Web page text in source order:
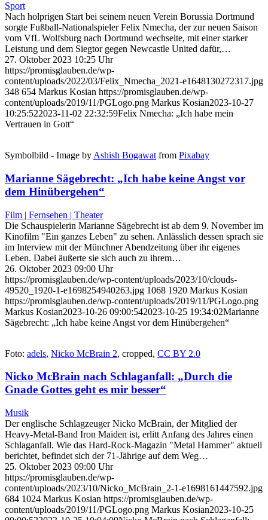
Sport
Nach holprigen Start bei seinem neuen Verein Borussia Dortmund
sorgte Fußball-Nationalspieler Felix Nmecha, der zur neuen Saison
vom VfL Wolfsburg nach Dortmund wechselte, mit einer starker
Leistung und dem Siegtor gegen Newcastle United dafür,…
27. Oktober 2023 10:25 Uhr
https://promisglauben.de/wp-
content/uploads/2022/03/Felix_Nmecha_2021-e1648130272317.jpg
348 654 Markus Kosian https://promisglauben.de/wp-
content/uploads/2019/11/PGLogo.png Markus Kosian2023-10-27
10:25:522023-11-02 22:32:59Felix Nmecha: „Ich habe mein
Vertrauen in Gott“
Symbolbild - Image by Ashish Bogawat from Pixabay
Marianne Sägebrecht: „Ich habe keine Angst vor
dem Hinübergehen“
Film | Fernsehen | Theater
Die Schauspielerin Marianne Sägebrecht ist ab dem 9. November im
Kinofilm "Ein ganzes Leben" zu sehen. Anlässlich dessen sprach sie
im Interview mit der Münchner Abendzeitung über ihr eigenes
Leben. Dabei äußerte sie sich auch zu ihrem…
26. Oktober 2023 09:00 Uhr
https://promisglauben.de/wp-content/uploads/2023/10/clouds-
49520_1920-1-e1698254940263.jpg 1068 1920 Markus Kosian
https://promisglauben.de/wp-content/uploads/2019/11/PGLogo.png
Markus Kosian2023-10-26 09:00:542023-10-25 19:34:02Marianne
Sägebrecht: „Ich habe keine Angst vor dem Hinübergehen“
Foto: adels, Nicko McBrain 2, cropped, CC BY 2.0
Nicko McBrain nach Schlaganfall: „Durch die
Gnade Gottes geht es mir besser“
Musik
Der englische Schlagzeuger Nicko McBrain, der Mitglied der
Heavy-Metal-Band Iron Maiden ist, erlitt Anfang des Jahres einen
Schlaganfall. Wie das Hard-Rock-Magazin "Metal Hammer" aktuell
berichtet, befindet sich der 71-Jährige auf dem Weg…
25. Oktober 2023 09:00 Uhr
https://promisglauben.de/wp-
content/uploads/2023/10/Nicko_McBrain_2-1-e1698161447592.jpg
684 1024 Markus Kosian https://promisglauben.de/wp-
content/uploads/2019/11/PGLogo.png Markus Kosian2023-10-25